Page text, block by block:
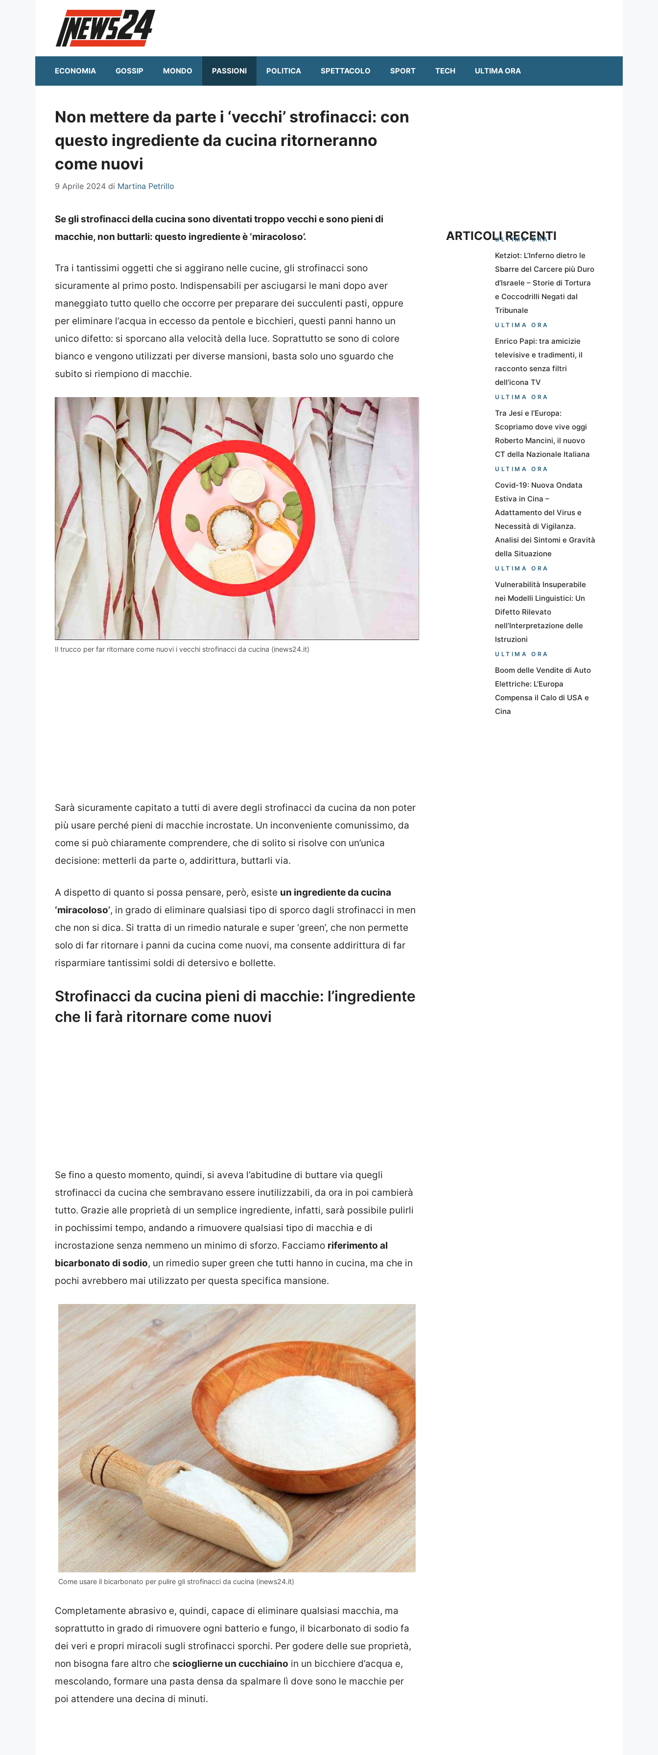
ECONOMIA GOSSIP MONDO PASSIONI POLITICA SPETTACOLO SPORT TECH ULTIMA ORA
Non mettere da parte i ‘vecchi’ strofinacci: con
questo ingrediente da cucina ritorneranno
come nuovi
9 Aprile 2024 di Martina Petrillo
Se gli strofinacci della cucina sono diventati troppo vecchi e sono pieni di
macchie, non buttarli: questo ingrediente è ‘miracoloso’.
Tra i tantissimi oggetti che si aggirano nelle cucine, gli strofinacci sono
sicuramente al primo posto. Indispensabili per asciugarsi le mani dopo aver
maneggiato tutto quello che occorre per preparare dei succulenti pasti, oppure
per eliminare l’acqua in eccesso da pentole e bicchieri, questi panni hanno un
unico difetto: si sporcano alla velocità della luce. Soprattutto se sono di colore
bianco e vengono utilizzati per diverse mansioni, basta solo uno sguardo che
subito si riempiono di macchie.
Il trucco per far ritornare come nuovi i vecchi strofinacci da cucina (inews24.it)
Sarà sicuramente capitato a tutti di avere degli strofinacci da cucina da non poter
più usare perché pieni di macchie incrostate. Un inconveniente comunissimo, da
come si può chiaramente comprendere, che di solito si risolve con un’unica
decisione: metterli da parte o, addirittura, buttarli via.
A dispetto di quanto si possa pensare, però, esiste un ingrediente da cucina
‘miracoloso’, in grado di eliminare qualsiasi tipo di sporco dagli strofinacci in men
che non si dica. Si tratta di un rimedio naturale e super ‘green’, che non permette
solo di far ritornare i panni da cucina come nuovi, ma consente addirittura di far
risparmiare tantissimi soldi di detersivo e bollette.
Strofinacci da cucina pieni di macchie: l’ingrediente
che li farà ritornare come nuovi
Se fino a questo momento, quindi, si aveva l’abitudine di buttare via quegli
strofinacci da cucina che sembravano essere inutilizzabili, da ora in poi cambierà
tutto. Grazie alle proprietà di un semplice ingrediente, infatti, sarà possibile pulirli
in pochissimi tempo, andando a rimuovere qualsiasi tipo di macchia e di
incrostazione senza nemmeno un minimo di sforzo. Facciamo riferimento al
bicarbonato di sodio, un rimedio super green che tutti hanno in cucina, ma che in
pochi avrebbero mai utilizzato per questa specifica mansione.
Come usare il bicarbonato per pulire gli strofinacci da cucina (inews24.it)
Completamente abrasivo e, quindi, capace di eliminare qualsiasi macchia, ma
soprattutto in grado di rimuovere ogni batterio e fungo, il bicarbonato di sodio fa
dei veri e propri miracoli sugli strofinacci sporchi. Per godere delle sue proprietà,
non bisogna fare altro che scioglierne un cucchiaino in un bicchiere d’acqua e,
mescolando, formare una pasta densa da spalmare lì dove sono le macchie per
poi attendere una decina di minuti.
ARTICOLI RECENTI
ULTIMA ORA
Ketziot: L’Inferno dietro le
Sbarre del Carcere più Duro
d’Israele – Storie di Tortura
e Coccodrilli Negati dal
Tribunale
ULTIMA ORA
Enrico Papi: tra amicizie
televisive e tradimenti, il
racconto senza filtri
dell’icona TV
ULTIMA ORA
Tra Jesi e l’Europa:
Scopriamo dove vive oggi
Roberto Mancini, il nuovo
CT della Nazionale Italiana
ULTIMA ORA
Covid-19: Nuova Ondata
Estiva in Cina –
Adattamento del Virus e
Necessità di Vigilanza.
Analisi dei Sintomi e Gravità
della Situazione
ULTIMA ORA
Vulnerabilità Insuperabile
nei Modelli Linguistici: Un
Difetto Rilevato
nell’Interpretazione delle
Istruzioni
ULTIMA ORA
Boom delle Vendite di Auto
Elettriche: L’Europa
Compensa il Calo di USA e
Cina